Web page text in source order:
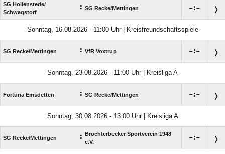
SG Hollenstede/​
Schwagstorf
: SG Recke/​Mettingen :
Sonntag, 16.08.2026 - 11:00 Uhr | Kreisfreundschaftsspiele
SG Recke/​Mettingen : VfR Voxtrup :
Sonntag, 23.08.2026 - 11:00 Uhr | Kreisliga A
Fortuna Emsdetten : SG Recke/​Mettingen :
Sonntag, 30.08.2026 - 13:00 Uhr | Kreisliga A
SG Recke/​Mettingen :
Brochterbecker Sportverein 1948
e.V.
: